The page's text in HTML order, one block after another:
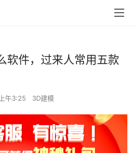
软件，过来人常用五款
午3:25 3D建模